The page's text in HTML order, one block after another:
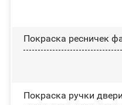
Покраска ресничек
Покраска ручки двери